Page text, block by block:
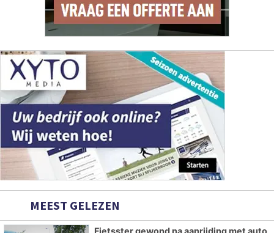
MEEST GELEZEN
Fietsster gewond na aanrijding met auto